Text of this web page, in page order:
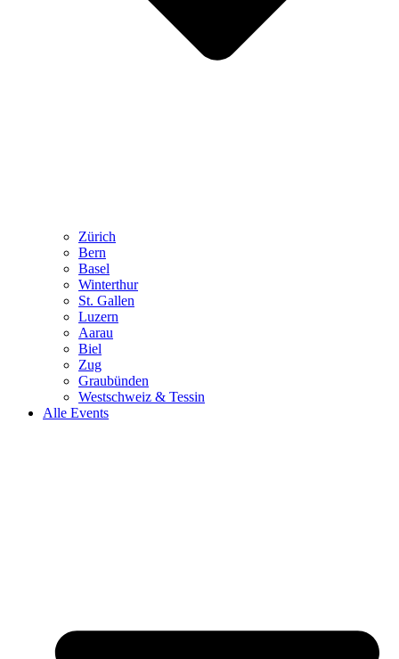
Zürich
Bern
Basel
Winterthur
St. Gallen
Luzern
Aarau
Biel
Zug
Graubünden
Westschweiz & Tessin
Alle Events